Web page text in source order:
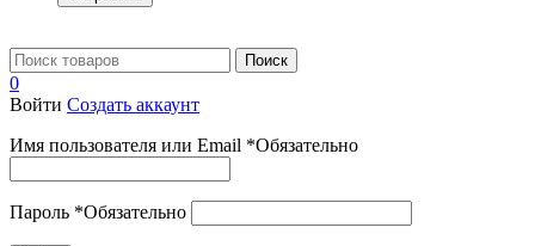
Поиск
0
Войти Создать аккаунт
Имя пользователя или Email *Обязательно
Пароль *Обязательно